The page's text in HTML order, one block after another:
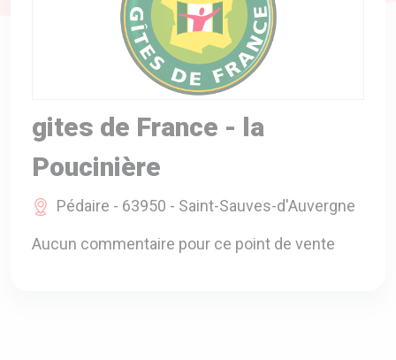
ENTREPRISE
gites de France - la
Poucinière
Pédaire - 63950 - Saint-Sauves-d'Auvergne
Aucun commentaire pour ce point de vente